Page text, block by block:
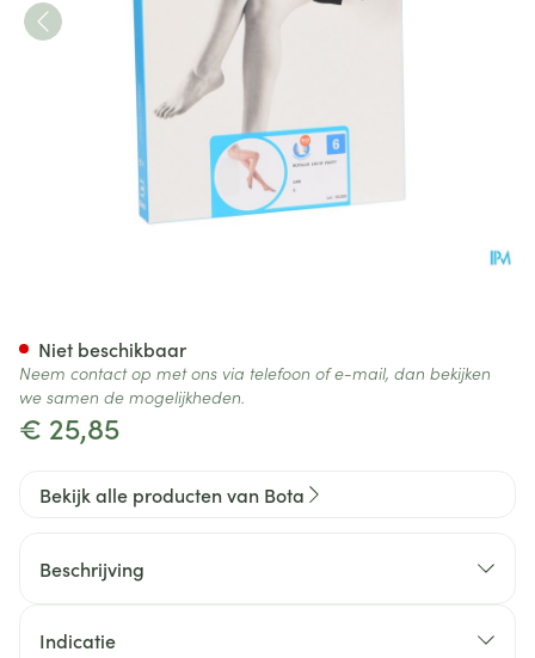
€ 25,85
Niet beschikbaar
Neem contact op met ons via telefoon of e-mail, dan bekijken
we samen de mogelijkheden.
Bekijk alle producten van Bota
Beschrijving
Indicatie